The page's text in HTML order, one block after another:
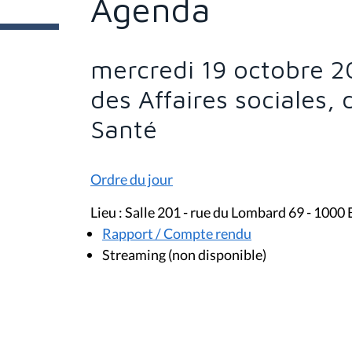
e
s
Agenda
mercredi 19 octobre
des Affaires sociales,
Santé
Ordre du jour
Lieu : Salle 201 - rue du Lombard 69 - 1000
Rapport / Compte rendu
Streaming (non disponible)